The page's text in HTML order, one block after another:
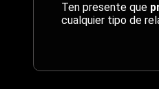
Ten presente que
cualquier tipo de